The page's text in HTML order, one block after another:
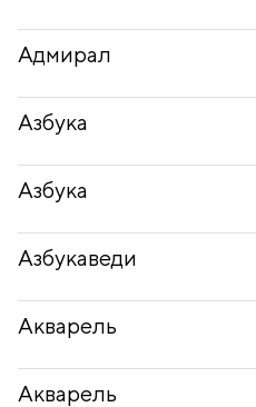
Адмирал
Азбука
Азбука
Азбукаведи
Акварель
Акварель